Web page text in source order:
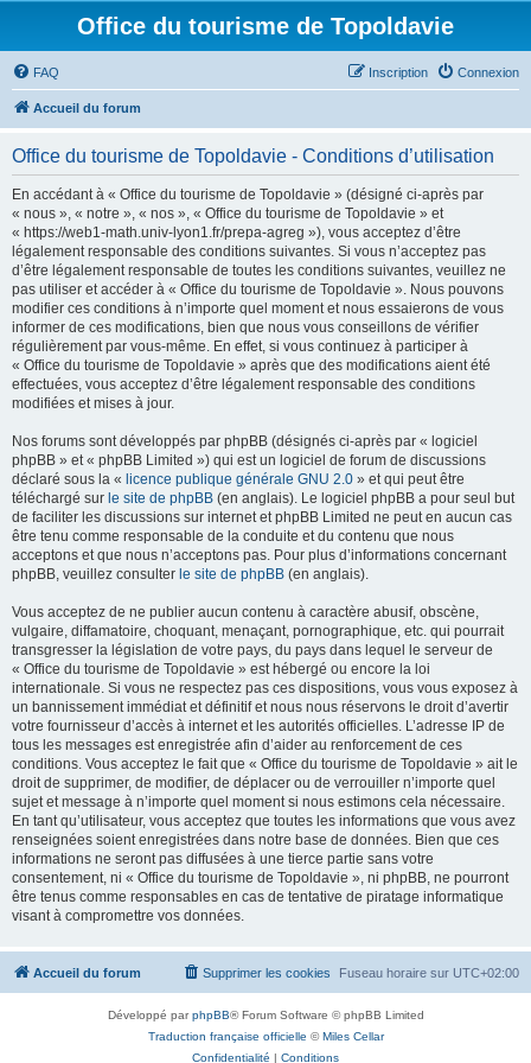
Office du tourisme de Topoldavie
FAQ Connexion
Inscription
Accueil du forum
Office du tourisme de Topoldavie - Conditions d’utilisation
En accédant à « Office du tourisme de Topoldavie » (désigné ci-après par
« nous », « notre », « nos », « Office du tourisme de Topoldavie » et
« https://web1-math.univ-lyon1.fr/prepa-agreg »), vous acceptez d’être
légalement responsable des conditions suivantes. Si vous n’acceptez pas
d’être légalement responsable de toutes les conditions suivantes, veuillez ne
pas utiliser et accéder à « Office du tourisme de Topoldavie ». Nous pouvons
modifier ces conditions à n’importe quel moment et nous essaierons de vous
informer de ces modifications, bien que nous vous conseillons de vérifier
régulièrement par vous-même. En effet, si vous continuez à participer à
« Office du tourisme de Topoldavie » après que des modifications aient été
effectuées, vous acceptez d’être légalement responsable des conditions
modifiées et mises à jour.
Nos forums sont développés par phpBB (désignés ci-après par « logiciel
phpBB » et « phpBB Limited ») qui est un logiciel de forum de discussions
déclaré sous la « licence publique générale GNU 2.0 » et qui peut être
téléchargé sur le site de phpBB (en anglais). Le logiciel phpBB a pour seul but
de faciliter les discussions sur internet et phpBB Limited ne peut en aucun cas
être tenu comme responsable de la conduite et du contenu que nous
acceptons et que nous n’acceptons pas. Pour plus d’informations concernant
phpBB, veuillez consulter le site de phpBB (en anglais).
Vous acceptez de ne publier aucun contenu à caractère abusif, obscène,
vulgaire, diffamatoire, choquant, menaçant, pornographique, etc. qui pourrait
transgresser la législation de votre pays, du pays dans lequel le serveur de
« Office du tourisme de Topoldavie » est hébergé ou encore la loi
internationale. Si vous ne respectez pas ces dispositions, vous vous exposez à
un bannissement immédiat et définitif et nous nous réservons le droit d’avertir
votre fournisseur d’accès à internet et les autorités officielles. L’adresse IP de
tous les messages est enregistrée afin d’aider au renforcement de ces
conditions. Vous acceptez le fait que « Office du tourisme de Topoldavie » ait le
droit de supprimer, de modifier, de déplacer ou de verrouiller n’importe quel
sujet et message à n’importe quel moment si nous estimons cela nécessaire.
En tant qu’utilisateur, vous acceptez que toutes les informations que vous avez
renseignées soient enregistrées dans notre base de données. Bien que ces
informations ne seront pas diffusées à une tierce partie sans votre
consentement, ni « Office du tourisme de Topoldavie », ni phpBB, ne pourront
être tenus comme responsables en cas de tentative de piratage informatique
visant à compromettre vos données.
Accueil du forum Fuseau horaire sur UTC+02:00
Supprimer les cookies
Développé parphpBB® Forum Software © phpBB Limited
Traduction française officielle ©Miles Cellar
Confidentialité | Conditions